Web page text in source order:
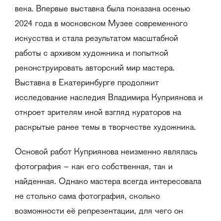
века. Впервые выставка была показана осенью
2024 года в московском Музее современного
искусства и стала результатом масштабной
работы с архивом художника и попыткой
реконструировать авторский мир мастера.
Выставка в Екатеринбурге продолжит
исследование наследия Владимира Куприянова и
откроет зрителям иной взгляд кураторов на
раскрытые ранее темы в творчестве художника.
Основой работ Куприянова неизменно являлась
фотография – как его собственная, так и
найденная. Однако мастера всегда интересовала
не столько сама фотография, сколько
возможности её репрезентации, для чего он